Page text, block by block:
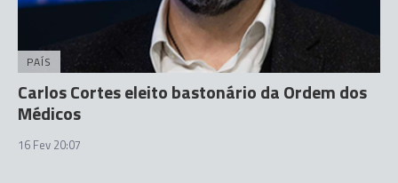
PAÍS
Carlos Cortes eleito bastonário da Ordem dos
Médicos
16 Fev 20:07